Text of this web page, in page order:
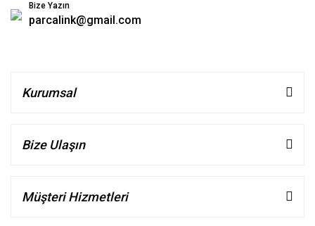
Bize Yazın
parcalink@gmail.com
Kurumsal
Bize Ulaşın
Müşteri Hizmetleri